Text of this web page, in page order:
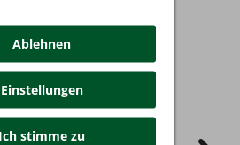
Ablehnen
Einstellungen
Ich stimme zu